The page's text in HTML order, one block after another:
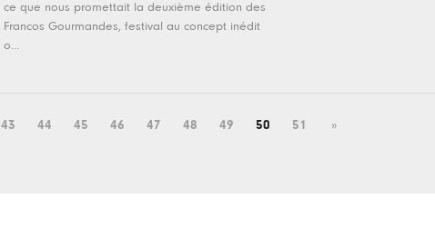
ce que nous promettait la deuxième édition des
Francos Gourmandes, festival au concept inédit
o...
43 44 45 46 47 48 49 50 51 »